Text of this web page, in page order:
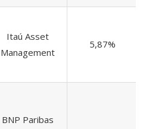
Itaú Asset
Management
5,87%
BNP Paribas